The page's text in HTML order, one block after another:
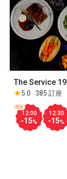
The Service
5.0 385 訂座
12:00
-15%
明天
12:30
-15%